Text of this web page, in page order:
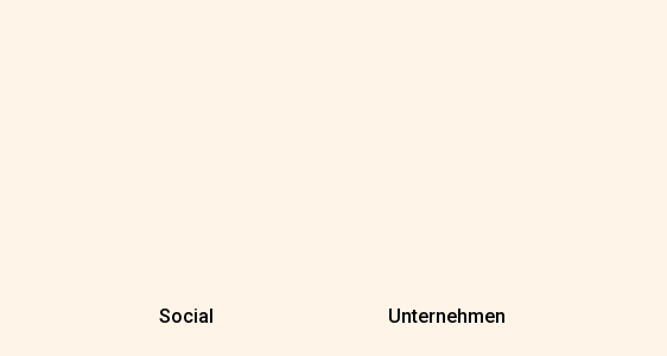
Social Unternehmen